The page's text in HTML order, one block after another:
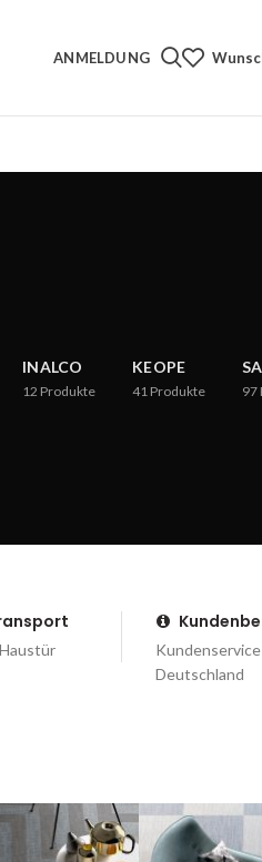
ANMELDUNG
INALCO
12 Produkte
KEOPE
41 Produkte 97
Deutschland